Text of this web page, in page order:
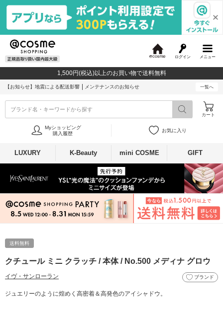
メニュー
ログイン
c
o
1,500円(税込)以上のお買い物で送料無料
【お知らせ】 地震による配送影響 メンテナンスのお知らせ 一覧へ
ブランド名・キーワードから探す
カート
Myショッピング
購入履歴
お気に入り
LUXURY K-Beauty mini COSME GIFT
送料無料
クチュール ミニ クラッチ / 本体 / No.500 メディナ グロウ
イヴ・サンローラン ブランド
ジュエリーのように煌めく高密着＆高発色のアイシャドウ。